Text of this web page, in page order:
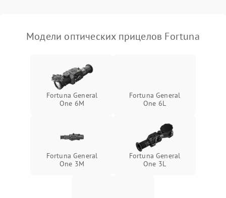
Модели оптических прицелов Fortuna
Fortuna General
One 6M
Fortuna General
One 6L
Fortuna General
One 3M
Fortuna General
One 3L